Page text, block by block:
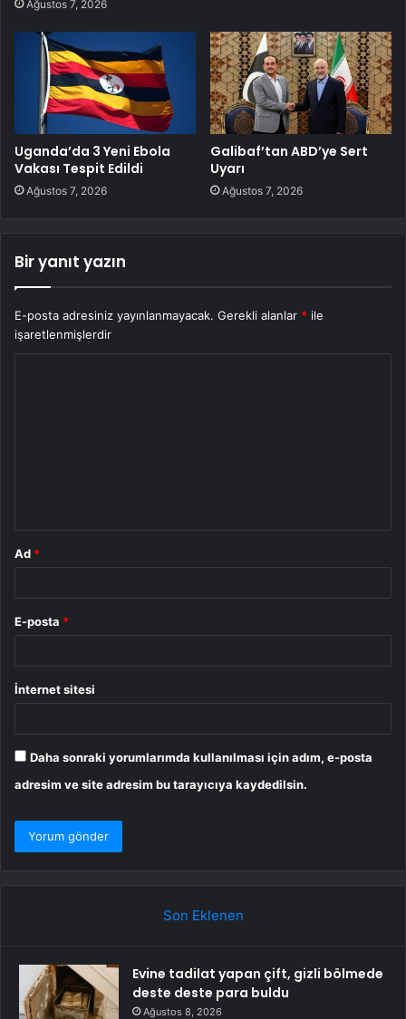
Ağustos 7, 2026
Uganda’da 3 Yeni Ebola
Vakası Tespit Edildi
Ağustos 7, 2026
Galibaf’tan ABD’ye Sert
Uyarı
Ağustos 7, 2026
Bir yanıt yazın
E-posta adresiniz yayınlanmayacak. Gerekli alanlar * ile
işaretlenmişlerdir
Ad *
E-posta *
İnternet sitesi
Daha sonraki yorumlarımda kullanılması için adım, e-posta
adresim ve site adresim bu tarayıcıya kaydedilsin.
Son Eklenen
Evine tadilat yapan çift, gizli bölmede
deste deste para buldu
Ağustos 8, 2026